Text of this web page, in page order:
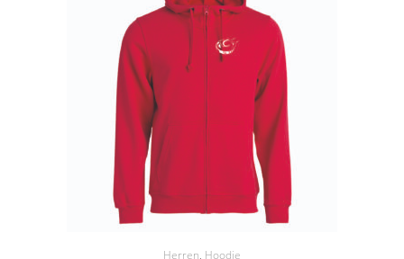
OPTIONEN AUSWÄHLEN
Herren, Hoodie